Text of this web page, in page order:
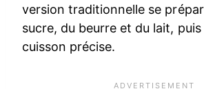
version traditionnelle se
sucre, du beurre et du lait,
cuisson précise.